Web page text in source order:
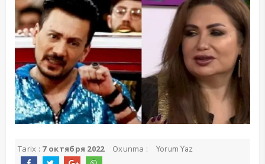
Tarix : 7 октября 2022 Oxunma : Yorum Yaz